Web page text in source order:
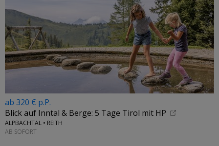
ab 320 € p.P.
Blick auf Inntal & Berge: 5 Tage Tirol mit HP
ALPBACHTAL • REITH
AB SOFORT